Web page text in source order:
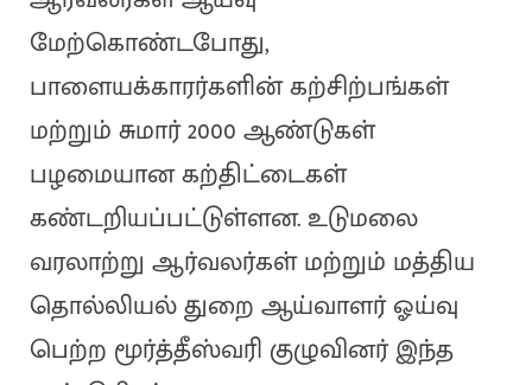
மேற்கொண்டபோது,
பாளையக்காரர்களின் கற்சிற்பங்கள்
மற்றும் சுமார் 2000 ஆண்டுகள்
பழமையான கற்திட்டைகள்
கண்டறியப்பட்டுள்ளன. உடுமலை
வரலாற்று ஆர்வலர்கள் மற்றும் மத்திய
தொல்லியல் துறை ஆய்வாளர் ஓய்வு
பெற்ற மூர்த்தீஸ்வரி குழுவினர் இந்த